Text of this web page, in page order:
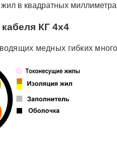
жил в квадратных
КГ 4x4
медных гибких